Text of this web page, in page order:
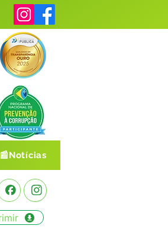
📰Notícias